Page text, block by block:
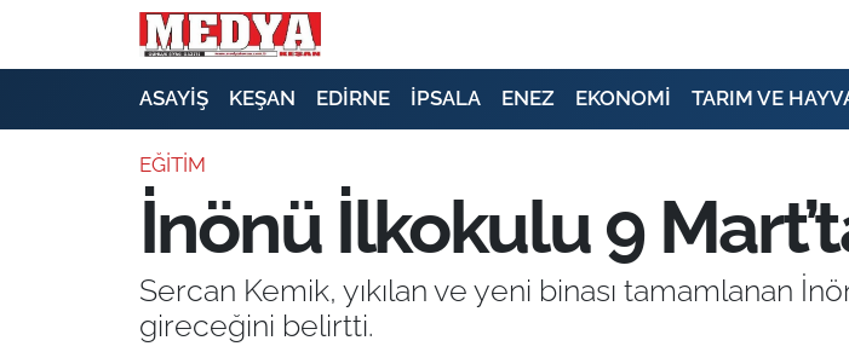
ASAYİŞ KEŞAN EDİRNE İPSALA ENEZ EKONOMİ TARIM VE
EĞİTİM
İnönü İlkokulu 9
Sercan Kemik, yıkılan ve yeni binası tamamlanan
gireceğini belirtti.
E-GAZETE
SİYASET
GÜNDEM